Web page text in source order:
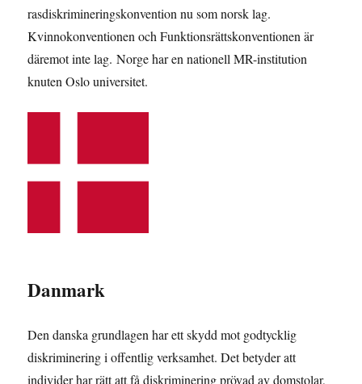
rasdiskrimineringskonvention nu som norsk lag.
Kvinnokonventionen och Funktionsrättskonventionen är
däremot inte lag. Norge har en nationell MR-institution
knuten Oslo universitet.
Danmark
Den danska grundlagen har ett skydd mot godtycklig
diskriminering i offentlig verksamhet. Det betyder att
individer har rätt att få diskriminering prövad av domstolar,